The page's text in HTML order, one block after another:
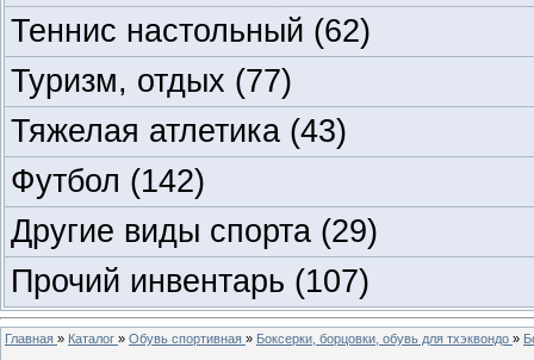
Теннис настольный (62)
Туризм, отдых (77)
Тяжелая атлетика (43)
Футбол (142)
Другие виды спорта (29)
Прочий инвентарь (107)
Главная » Каталог » Обувь спортивная » Боксерки, борцовки, обувь для тхэквондо »